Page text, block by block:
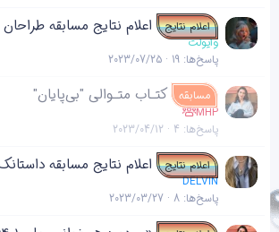
اعلام نتایج اعلام نتایج مسابقه
وایولت
پاسخ‌ها 19
2023/07/25
مسابقه کتـاب متـوالی "بی‌پایان"
MHP
پاسخ‌ها 4
2023/04/12
اعلام نتایج اعلام نتایج مسابقه
DELVIN
پاسخ‌ها 8
2023/03/27